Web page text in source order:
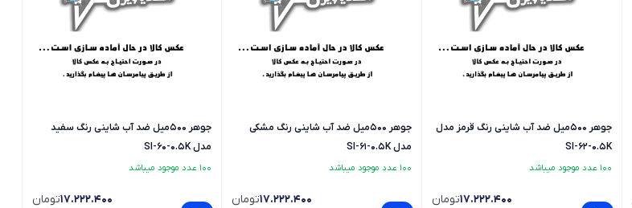
جوهر 500میل ضد آب شاینی رنگ قرمز مدل
SI-62-0.5K
100 عدد موجود میباشد
17.222.400تومان
جوهر 500میل ضد آب شاینی رنگ مشکی
مدل SI-61-0.5K
100 عدد موجود میباشد
17.222.400تومان
جوهر 500میل ضد آب شاینی رنگ سفید
مدل SI-60-0.5K
100 عدد موجود میباشد
17.222.400تومان